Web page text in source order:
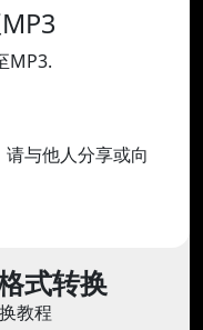
MP3.
与他人分享或向
式转换
教程